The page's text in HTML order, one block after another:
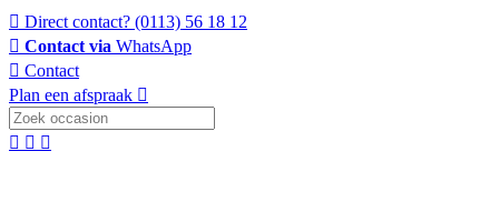
Direct contact? (0113) 56 18 12
Contact via WhatsApp
Contact
Plan een afspraak